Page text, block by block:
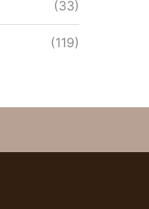
(33)
(119)